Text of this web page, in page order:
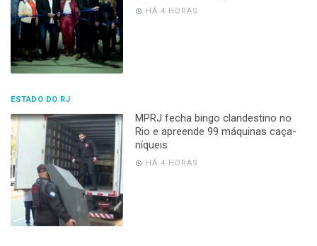
HÁ 4 HORAS
ESTADO DO RJ
MPRJ fecha bingo clandestino no
Rio e apreende 99 máquinas caça-
níqueis
HÁ 4 HORAS